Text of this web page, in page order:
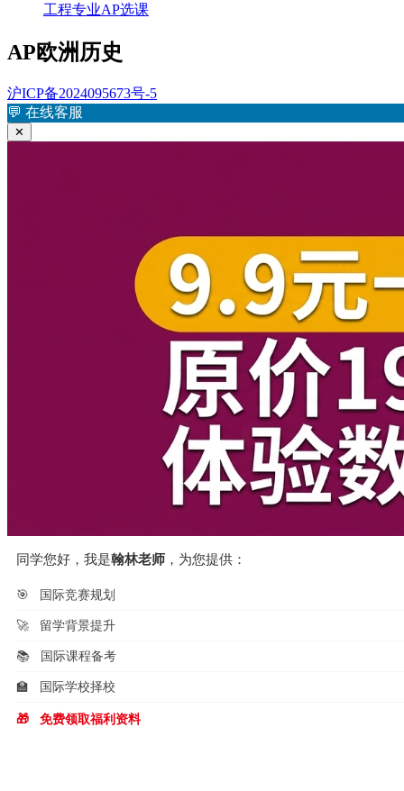
工程专业AP选课
AP欧洲历史
沪ICP备2024095673号-5
💬 在线客服
✕
同学您好，我是翰林老师 ，为您提供：
🎯 国际竞赛规划
🚀 留学背景提升
📚 国际课程备考
🏫 国际学校择校
🎁 免费领取福利资料